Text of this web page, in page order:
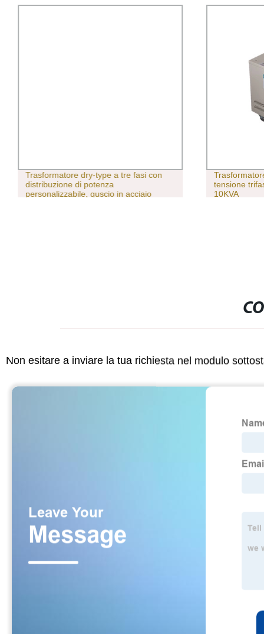
Trasformatore dry-type a tre fasi con
distribuzione di potenza
personalizzabile, guscio in acciaio
tensione
10KVA
Non esitare a inviare la tua richiesta nel modulo